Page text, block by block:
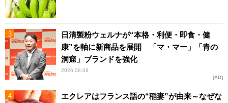
日清製粉ウェルナが“本格・利便・即食・健
康”を軸に新商品を展開 「マ・マー」「青の
洞窟」ブランドを強化
2026.08.06
AD
エクレアはフランス語の“稲妻”が由来～なぜな